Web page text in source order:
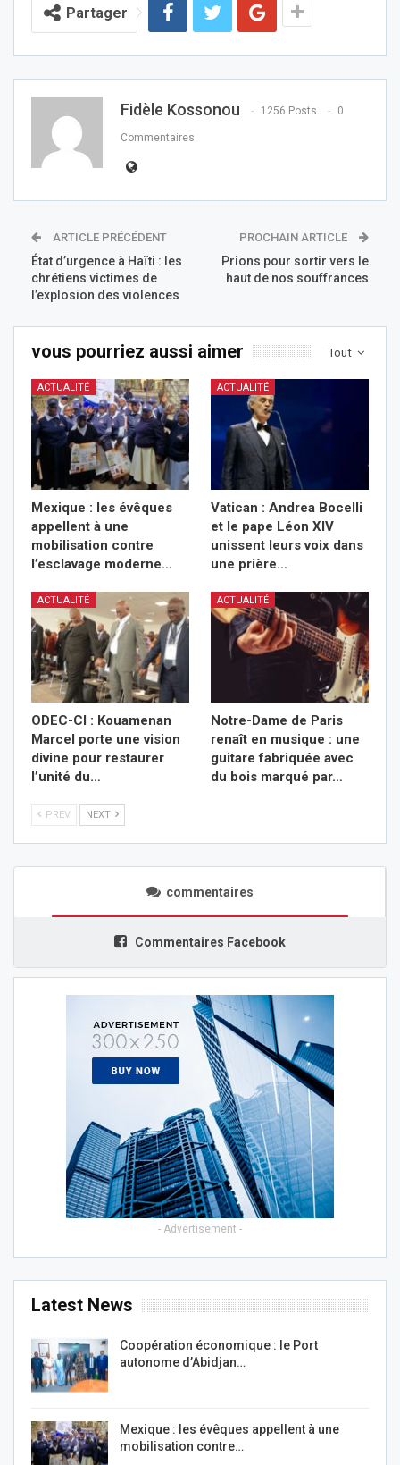
Partager
Fidèle Kossonou 1256 Posts 0
Commentaires
ARTICLE PRÉCÉDENT
État d’urgence à Haïti : les
chrétiens victimes de
l’explosion des violences
PROCHAIN ARTICLE
Prions pour sortir vers le
haut de nos souffrances
Tout
vous pourriez aussi aimer
ACTUALITÉ
Mexique : les évêques
appellent à une
mobilisation contre
l’esclavage moderne…
ACTUALITÉ
Vatican : Andrea Bocelli
et le pape Léon XIV
unissent leurs voix dans
une prière…
ACTUALITÉ
ODEC-CI : Kouamenan
Marcel porte une vision
divine pour restaurer
l’unité du…
ACTUALITÉ
Notre-Dame de Paris
renaît en musique : une
guitare fabriquée avec
du bois marqué par…
PREV NEXT
commentaires
Commentaires Facebook
- Advertisement -
Latest News
Coopération économique : le Port
autonome d’Abidjan…
Mexique : les évêques appellent à une
mobilisation contre…